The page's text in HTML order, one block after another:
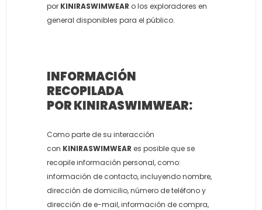
por KINIRASWIMWEAR o los exploradores en
general disponibles para el público.
INFORMACIÓN
RECOPILADA
PORKINIRASWIMWEAR:
Como parte de su interacción
con KINIRASWIMWEAR es posible que se
recopile información personal, como:
información de contacto, incluyendo nombre,
dirección de domicilio, número de teléfono y
dirección de e-mail, información de compra,